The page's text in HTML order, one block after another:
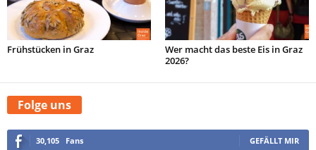
Frühstücken in Graz
Wer macht das beste Eis in Graz
2026?
Folge uns
30,105 Fans GEFÄLLT MIR